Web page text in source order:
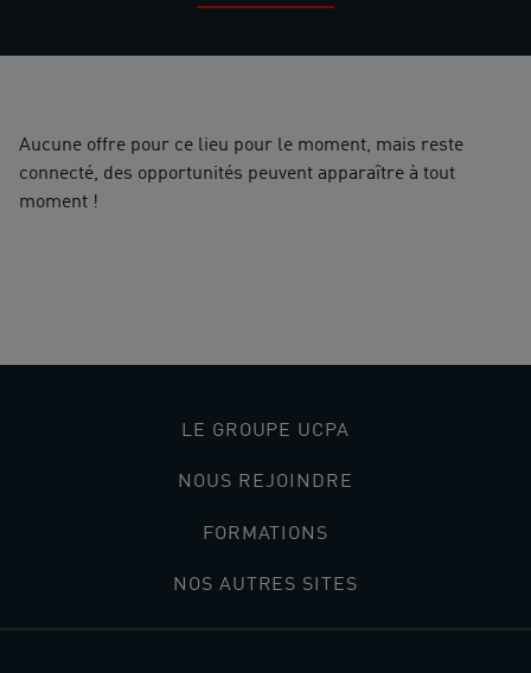
Aucune offre pour ce lieu pour le moment, mais reste
connecté, des opportunités peuvent apparaître à tout
moment !
LE GROUPE UCPA
NOUS REJOINDRE
FORMATIONS
NOS AUTRES SITES